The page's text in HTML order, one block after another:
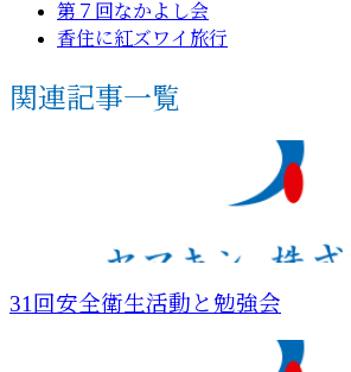
第７回なかよし会
香住に紅ズワイ旅行
関連記事一覧
31回安全衛生活動と勉強会